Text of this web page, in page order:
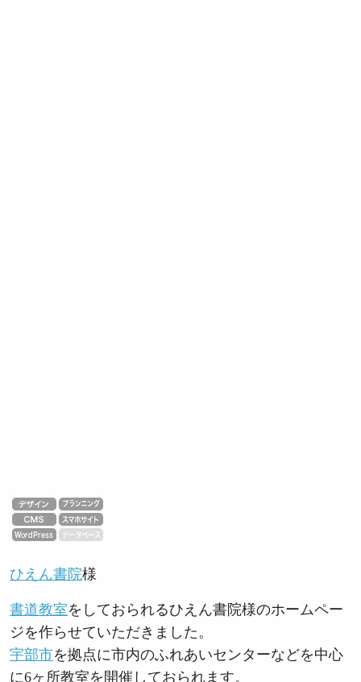
ひえん書院様
書道教室をしておられるひえん書院様のホームペー
ジを作らせていただきました。
宇部市を拠点に市内のふれあいセンターなどを中心
に6ヶ所教室を開催しておられます。